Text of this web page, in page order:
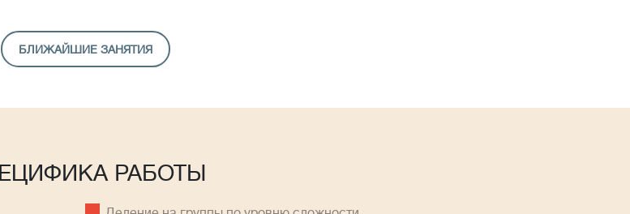
БЛИЖАЙШИЕ ЗАНЯТИЯ
РАБОТЫ